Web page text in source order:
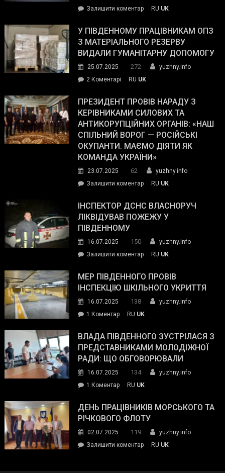
Залишити коментарon
завойовує
симпатії
виборців
The
Street
Journal.
RU UK
У ПІВДЕННОМУ ПРАЦІВНИКАМ ОПЗ
З МАТЕРІАЛЬНОГО РЕЗЕРВУ
ВИДАЛИ ГУМАНІТАРНУ ДОПОМОГУ
25.07.2025 272
yuzhny.info
2 Коментарі
Південному
працівникам
ОПЗ
з
матеріального
резерву
гуманітарну
допомогу
RU UK
ПРЕЗИДЕНТ ПРОВІВ НАРАДУ З
КЕРІВНИКАМИ СИЛОВИХ ТА
АНТИКОРУПЦІЙНИХ ОРГАНІВ: «НАШ
СПІЛЬНИЙ ВОРОГ — РОСІЙСЬКІ
ОКУПАНТИ. МАЄМО ДІЯТИ ЯК
КОМАНДА УКРАЇНИ»
23.07.2025 62
yuzhny.info
Залишити коментарon
провів
нараду
силових
та
органів:
«Наш
спільний
окупанти.
Маємо
діяти
команда
RU UK
ІНСПЕКТОР ДСНС ВЛАСНОРУЧ
ЛІКВІДУВАВ ПОЖЕЖУ У
ПІВДЕННОМУ
16.07.2025 150
yuzhny.info
Залишити коментарon
ДСНС
власноруч
пожежу
у
RU UK
МЕР ПІВДЕННОГО ПРОВІВ
ІНСПЕКЦІЮ ШКІЛЬНОГО УКРИТТЯ
16.07.2025 138
yuzhny.info
1 Коментардо
Південного
провів
інспекцію
укриття
RU UK
ВЛАДА ПІВДЕННОГО ЗУСТРІЛАСЯ З
ПРЕДСТАВНИКАМИ МОЛОДІЖНОЇ
РАДИ: ЩО ОБГОВОРЮВАЛИ
16.07.2025 134
yuzhny.info
1 Коментардо
Південного
зустрілася
представниками
молодіжної
RU UK
ДЕНЬ ПРАЦІВНИКІВ МОРСЬКОГО ТА
РІЧКОВОГО ФЛОТУ
02.07.2025 119
yuzhny.info
Залишити коментарon
RU UK